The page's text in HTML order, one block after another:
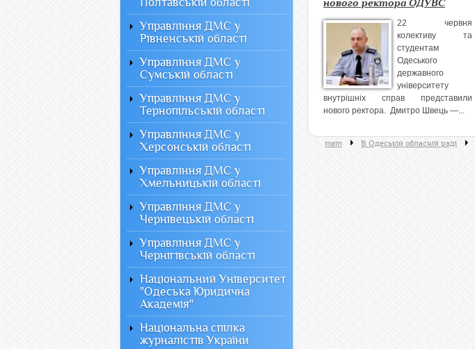
нового ректора ОДУВС
22 червня
колективу та
студентам
Одеського
державного
університету
внутрішніх справ представили
нового ректора. Дмитро Швець —...
main В Одеській обласній раді
Управління ДМС у
Рівненській області
Управління ДМС у
Сумській області
Управління ДМС у
Тернопільській області
Управління ДМС у
Херсонській області
Управління ДМС у
Хмельницькій області
Управління ДМС у
Чернівецькій області
Управління ДМС у
Чернігівській області
Національний Університет
"Одеська Юридична
Академія"
Національна спілка
журналістів України